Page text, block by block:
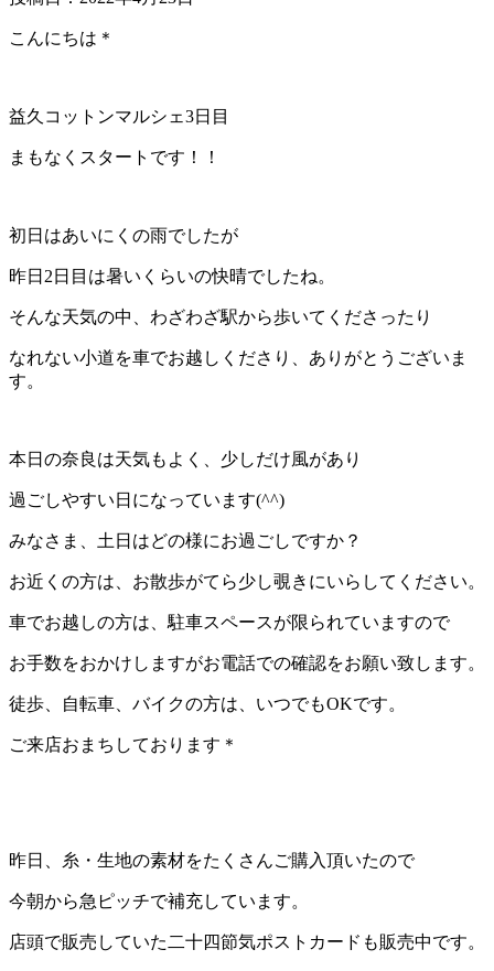
こんにちは＊
益久コットンマルシェ3日目
まもなくスタートです！！
初日はあいにくの雨でしたが
昨日2日目は暑いくらいの快晴でしたね。
そんな天気の中、わざわざ駅から歩いてくださったり
なれない小道を車でお越しくださり、ありがとうございま
す。
本日の奈良は天気もよく、少しだけ風があり
過ごしやすい日になっています(^^)
みなさま、土日はどの様にお過ごしですか？
お近くの方は、お散歩がてら少し覗きにいらしてください。
車でお越しの方は、駐車スペースが限られていますので
お手数をおかけしますがお電話での確認をお願い致します。
徒歩、自転車、バイクの方は、いつでもOKです。
ご来店おまちしております＊
昨日、糸・生地の素材をたくさんご購入頂いたので
今朝から急ピッチで補充しています。
店頭で販売していた二十四節気ポストカードも販売中です。